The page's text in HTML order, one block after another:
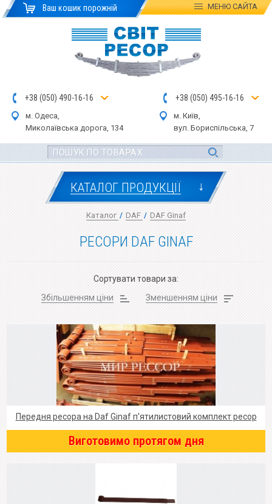
Ваш кошик порожній МЕНЮСАЙТА
+38 (050) 490-16-16
м. Одеса,
Миколаївська дорога, 134
+38 (050) 495-16-16
м. Київ,
вул. Бориспільська, 7
КАТАЛОГ ПРОДУКЦІЇ ↓
Каталог / DAF / DAF Ginaf
РЕСОРИ DAF GINAF
Сортувати товари за:
Збільшенням ціни
Зменшенням ціни
Передня ресора на Daf Ginaf п'ятилистовий комплект ресор
Виготовимо протягом дня